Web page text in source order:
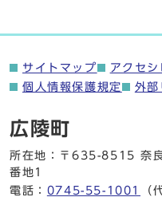
サイトマップ アクセ
個人情報保護規定
外部
広陵町
所在地：〒635-8515 奈
番地1
電話： 0745-55-1001
（